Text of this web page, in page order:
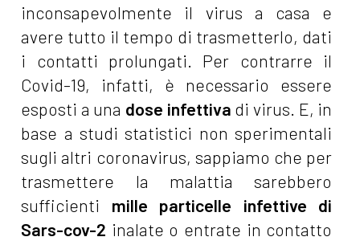
inconsapevolmente il virus a casa e
avere tutto il tempo di trasmetterlo, dati
i contatti prolungati. Per contrarre il
Covid-19, infatti, è necessario essere
esposti a una dose infettiva di virus. E, in
base a studi statistici non sperimentali
sugli altri coronavirus, sappiamo che per
trasmettere la malattia sarebbero
sufficienti mille particelle infettive di
Sars-cov-2 inalate o entrate in contatto